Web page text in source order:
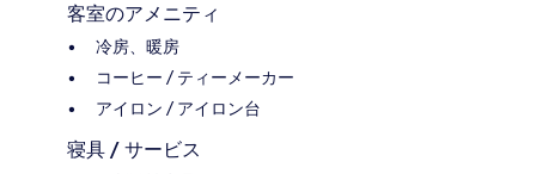
客室のアメニティ
冷房、暖房
コーヒー / ティーメーカー
アイロン / アイロン台
寝具 / サービス